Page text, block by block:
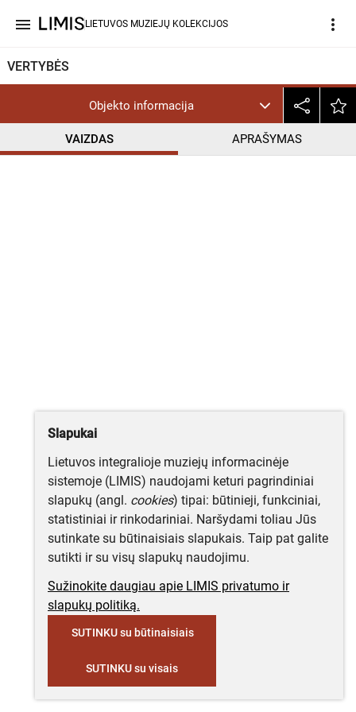
menu LIETUVOS MUZIEJŲ KOLEKCIJOS more_vert
VERTYBĖS
Objekto informacija
VAIZDAS APRAŠYMAS
Slapukai
Lietuvos integralioje muziejų informacinėje
sistemoje (LIMIS) naudojami keturi pagrindiniai
slapukų (angl. cookies) tipai: būtinieji, funkciniai,
statistiniai ir rinkodariniai. Naršydami toliau Jūs
sutinkate su būtinaisiais slapukais. Taip pat galite
sutikti ir su visų slapukų naudojimu.
Sužinokite daugiau apie LIMIS privatumo ir
slapukų politiką.
SUTINKU su būtinaisiais
SUTINKU su visais